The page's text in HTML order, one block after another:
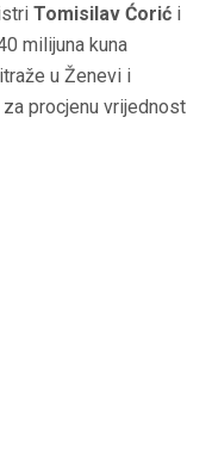
Tomisilav Ćorić i
milijuna kuna
u Ženevi i
procjenu vrijednost